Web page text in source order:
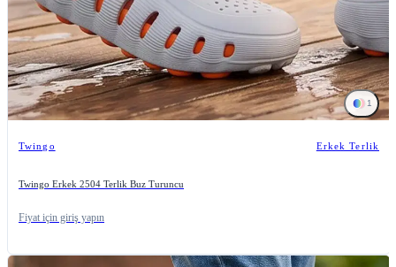
1
Twingo Erkek Terlik
Twingo Erkek 2504 Terlik Buz Turuncu
Fiyat için giriş yapın